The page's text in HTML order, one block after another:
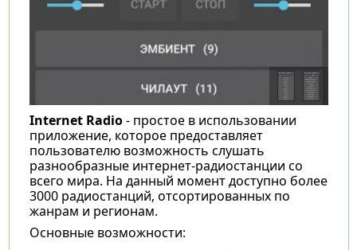
Internet Radio- простое в использовании
приложение, которое предоставляет
пользователю возможность слушать
разнообразные интернет-радиостанции со
всего мира. На данный момент доступно более
3000 радиостанций, отсортированных по
жанрам и регионам.
Основные возможности: